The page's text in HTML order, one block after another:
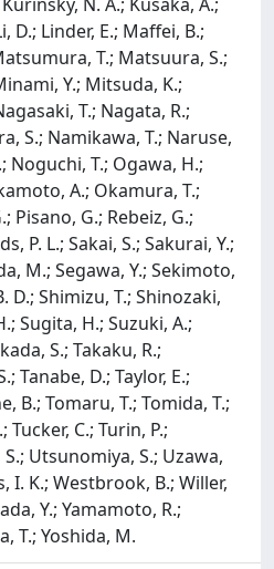
D.; Linder, E.; Maffei, B.;
T.; Matsuura, S.;
Y.; Mitsuda, K.;
T.; Nagata, R.;
S.; Namikawa, T.; Naruse,
Noguchi, T.; Ogawa, H.;
A.; Okamura, T.;
Pisano, G.; Rebeiz, G.;
P. L.; Sakai, S.; Sakurai, Y.;
M.; Segawa, Y.; Sekimoto,
D.; Shimizu, T.; Shinozaki,
Sugita, H.; Suzuki, A.;
S.; Takaku, R.;
Tanabe, D.; Taylor, E.;
B.; Tomaru, T.; Tomida, T.;
C.; Turin, P.;
Utsunomiya, S.; Uzawa,
I. K.; Westbrook, B.; Willer,
Y.; Yamamoto, R.;
T.; Yoshida, M.